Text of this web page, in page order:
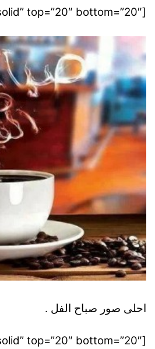
[divider style=”solid” top=”20″ bottom=”20″]
احلى صور صباح الفل .
[divider style=”solid” top=”20″ bottom=”20″]